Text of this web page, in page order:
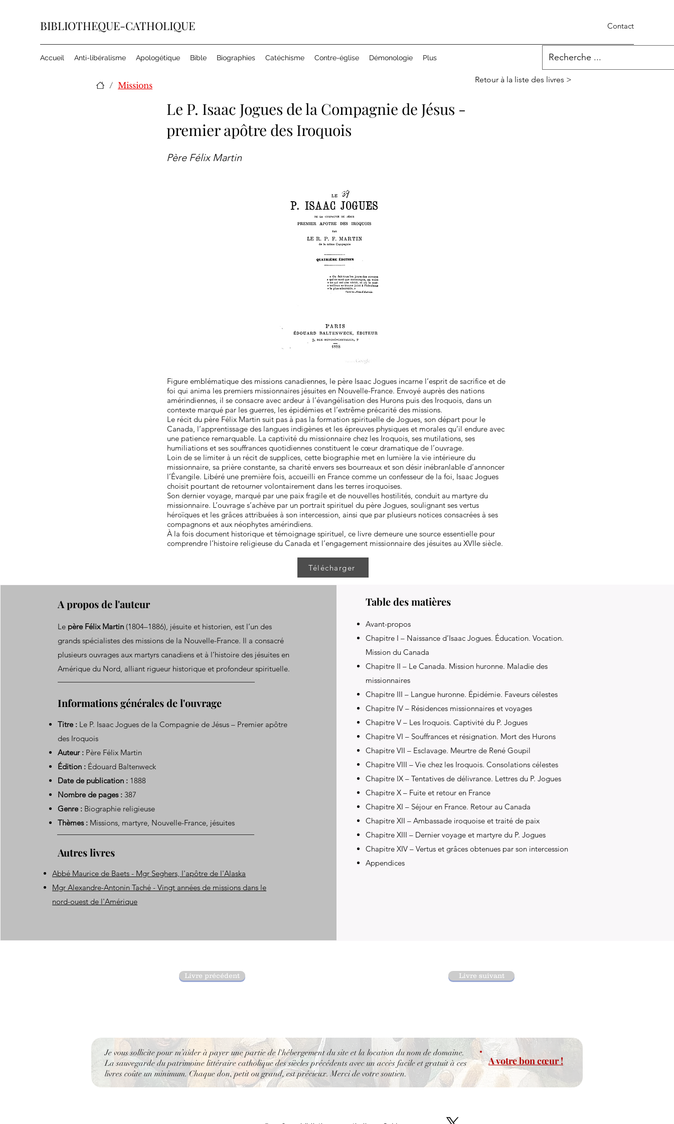
BIBLIOTHEQUE-CATHOLIQUE Contact
Accueil Anti-libéralisme Apologétique Bible Biographies Catéchisme Contre-église Démonologie Plus
/ Missions
Retour à la liste des livres >
Le P. Isaac Jogues de la Compagnie de Jésus -
premier apôtre des Iroquois
Père Félix Martin
Figure emblématique des missions canadiennes, le père Isaac Jogues incarne l’esprit de sacrifice et de
foi qui anima les premiers missionnaires jésuites en Nouvelle-France. Envoyé auprès des nations
amérindiennes, il se consacre avec ardeur à l’évangélisation des Hurons puis des Iroquois, dans un
contexte marqué par les guerres, les épidémies et l’extrême précarité des missions.
Le récit du père Félix Martin suit pas à pas la formation spirituelle de Jogues, son départ pour le
Canada, l’apprentissage des langues indigènes et les épreuves physiques et morales qu’il endure avec
une patience remarquable. La captivité du missionnaire chez les Iroquois, ses mutilations, ses
humiliations et ses souffrances quotidiennes constituent le cœur dramatique de l’ouvrage.
Loin de se limiter à un récit de supplices, cette biographie met en lumière la vie intérieure du
missionnaire, sa prière constante, sa charité envers ses bourreaux et son désir inébranlable d’annoncer
l’Évangile. Libéré une première fois, accueilli en France comme un confesseur de la foi, Isaac Jogues
choisit pourtant de retourner volontairement dans les terres iroquoises.
Son dernier voyage, marqué par une paix fragile et de nouvelles hostilités, conduit au martyre du
missionnaire. L’ouvrage s’achève par un portrait spirituel du père Jogues, soulignant ses vertus
héroïques et les grâces attribuées à son intercession, ainsi que par plusieurs notices consacrées à ses
compagnons et aux néophytes amérindiens.
À la fois document historique et témoignage spirituel, ce livre demeure une source essentielle pour
comprendre l’histoire religieuse du Canada et l’engagement missionnaire des jésuites au XVIIe siècle.
Télécharger
A propos de l'auteur
Le père Félix Martin (1804–1886), jésuite et historien, est l’un des
grands spécialistes des missions de la Nouvelle-France. Il a consacré
plusieurs ouvrages aux martyrs canadiens et à l’histoire des jésuites en
Amérique du Nord, alliant rigueur historique et profondeur spirituelle.
Informations générales de l'ouvrage
Titre : Le P. Isaac Jogues de la Compagnie de Jésus – Premier apôtre
des Iroquois
Auteur : Père Félix Martin
Édition : Édouard Baltenweck
Date de publication : 1888
Nombre de pages : 387
Genre : Biographie religieuse
Thèmes : Missions, martyre, Nouvelle-France, jésuites
Autres livres
Abbé Maurice de Baets - Mgr Seghers, l'apôtre de l'Alaska
Mgr Alexandre-Antonin Taché - Vingt années de missions dans le
nord-ouest de l'Amérique
Table des matières
Avant-propos
Chapitre I – Naissance d’Isaac Jogues. Éducation. Vocation.
Mission du Canada
Chapitre II – Le Canada. Mission huronne. Maladie des
missionnaires
Chapitre III – Langue huronne. Épidémie. Faveurs célestes
Chapitre IV – Résidences missionnaires et voyages
Chapitre V – Les Iroquois. Captivité du P. Jogues
Chapitre VI – Souffrances et résignation. Mort des Hurons
Chapitre VII – Esclavage. Meurtre de René Goupil
Chapitre VIII – Vie chez les Iroquois. Consolations célestes
Chapitre IX – Tentatives de délivrance. Lettres du P. Jogues
Chapitre X – Fuite et retour en France
Chapitre XI – Séjour en France. Retour au Canada
Chapitre XII – Ambassade iroquoise et traité de paix
Chapitre XIII – Dernier voyage et martyre du P. Jogues
Chapitre XIV – Vertus et grâces obtenues par son intercession
Appendices
Livre précédent Livre suivant
A votre bon cœur !
Je vous sollicite pour m’aider à payer une partie de l'hébergement du site et la location du nom de domaine.
La sauvegarde du patrimoine littéraire catholique des siècles précédents avec un accès facile et gratuit à ces
livres coûte un minimum. Chaque don, petit ou grand, est précieux. Merci de votre soutien.